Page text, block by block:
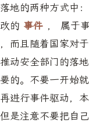
地的两种方式中：
的 事件 ， 属于
而且随着国家对
动安全部门的落
的。不要一开始
进行事件驱动，
是注意不要把自